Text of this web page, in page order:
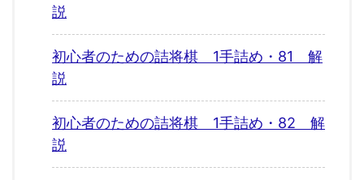
説
初心者のための詰将棋 1手詰め・81 解
説
初心者のための詰将棋 1手詰め・82 解
説